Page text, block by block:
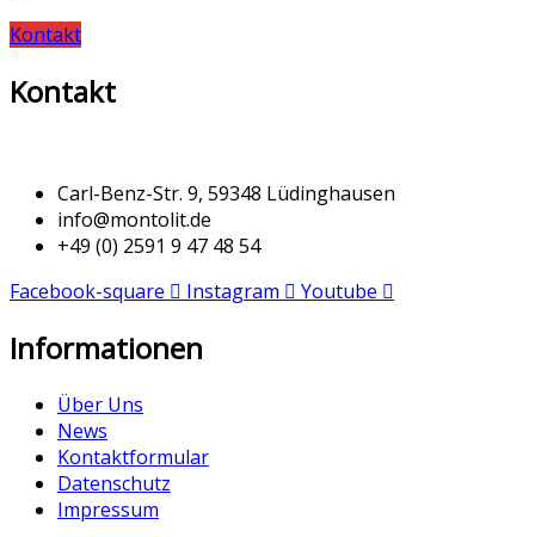
Kontakt
Kontakt
Carl-Benz-Str. 9, 59348 Lüdinghausen
info@montolit.de
+49 (0) 2591 9 47 48 54
Facebook-square
Instagram Youtube
Informationen
Über Uns
News
Kontaktformular
Datenschutz
Impressum